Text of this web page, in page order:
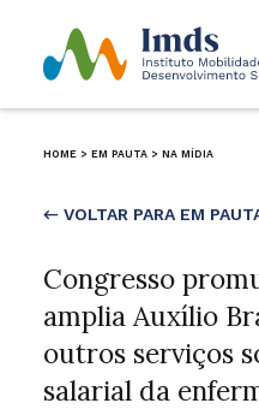
HOME > EM PAUTA > NA MÍDIA
← VOLTAR PARA EM
Congresso
amplia Auxílio
outros serviços
salarial da